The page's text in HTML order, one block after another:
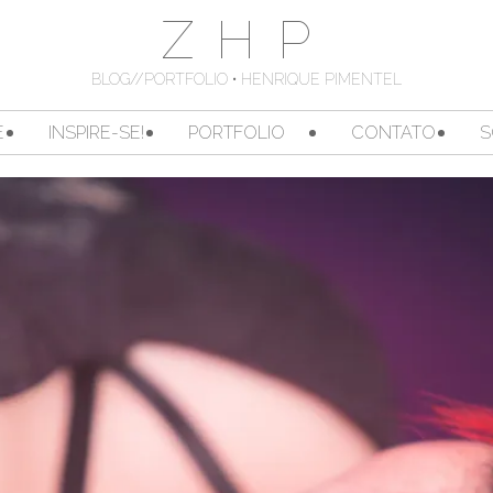
ZHP
BLOG//PORTFOLIO • HENRIQUE PIMENTEL
INSPIRE-SE! PORTFOLIO CONTATO